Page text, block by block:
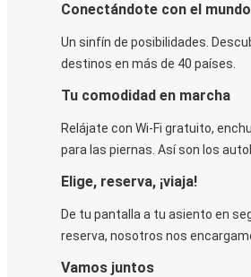
Conectándote con el mundo
Un sinfín de posibilidades.
destinos en más de 40 países.
Tu comodidad en marcha
Relájate con Wi-Fi gratuito,
para las piernas. Así son los
Elige, reserva, ¡viaja!
De tu pantalla a tu asiento en
reserva, nosotros nos
Vamos juntos